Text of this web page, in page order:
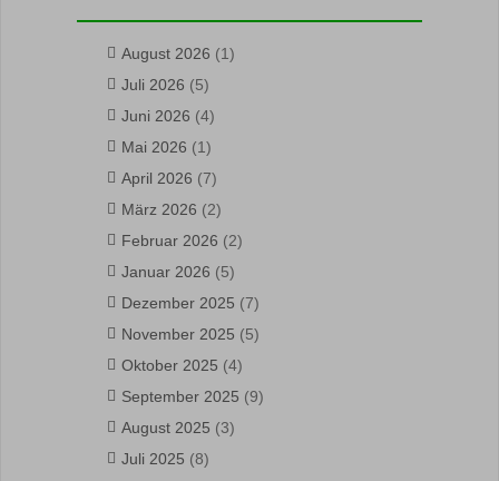
August 2026 (1)
Juli 2026 (5)
Juni 2026 (4)
Mai 2026 (1)
April 2026 (7)
März 2026 (2)
Februar 2026 (2)
Januar 2026 (5)
Dezember 2025 (7)
November 2025 (5)
Oktober 2025 (4)
September 2025 (9)
August 2025 (3)
Juli 2025 (8)